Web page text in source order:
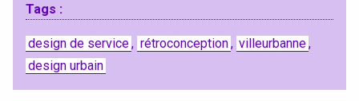
Tags :
design de service, rétroconception, villeurbanne,
design urbain